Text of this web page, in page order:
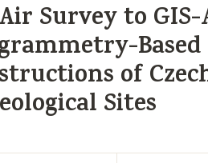
Survey to
of
Sites